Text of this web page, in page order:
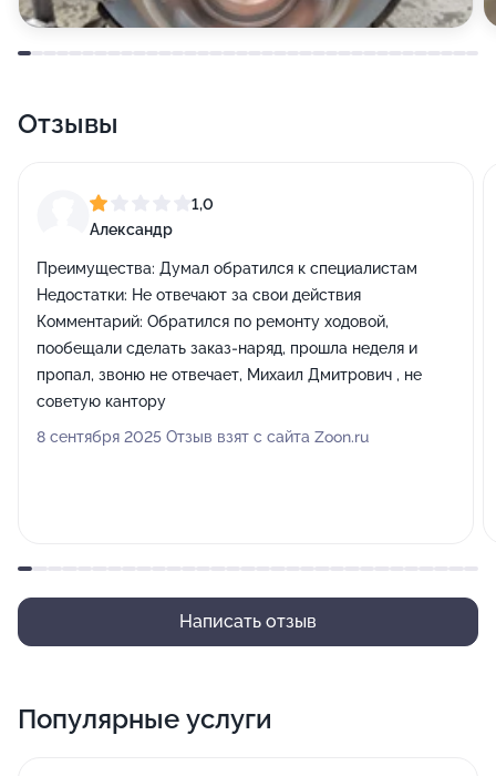
Отзывы
1,0
Александр
Преимущества: Думал обратился к специалистам
Недостатки: Не отвечают за свои действия
Комментарий: Обратился по ремонту ходовой,
пообещали сделать заказ-наряд, прошла неделя и
пропал, звоню не отвечает, Михаил Дмитрович , не
советую кантору
8 сентября 2025 Отзыв взят с сайта Zoon.ru
Написать отзыв
Популярные услуги